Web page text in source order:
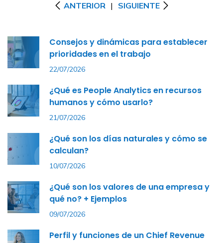
ANTERIOR | SIGUIENTE
Consejos y dinámicas para establecer
prioridades en el trabajo
22/07/2026
¿Qué es People Analytics en recursos
humanos y cómo usarlo?
21/07/2026
¿Qué son los días naturales y cómo se
calculan?
10/07/2026
¿Qué son los valores de una empresa y
qué no? + Ejemplos
09/07/2026
Perfil y funciones de un Chief Revenue